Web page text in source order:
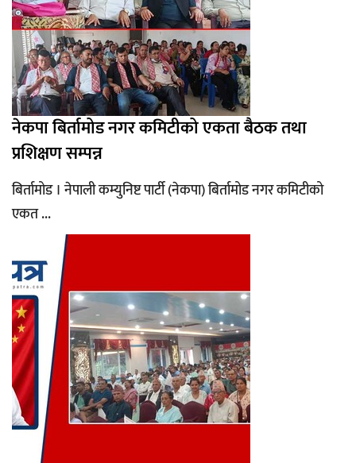
नेकपा बिर्तामोड नगर कमिटीको एकता बैठक तथा
प्रशिक्षण सम्पन्न
बिर्तामोड । नेपाली कम्युनिष्ट पार्टी (नेकपा) बिर्तामोड नगर कमिटीको
एकत ...